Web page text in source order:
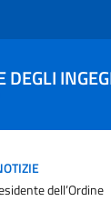
DEGLI
dell’Ordine